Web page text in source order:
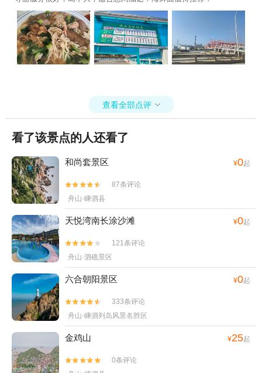
查看全部点评 
看了该景点的人还看了
和尚套景区 ¥0起


87条评论
舟山·嵊泗县
天悦湾南长涂沙滩 ¥0起


121条评论
舟山·泗礁景区
六合朝阳景区 ¥0起


333条评论
舟山·嵊泗列岛风景名胜区
金鸡山 ¥25起


0条评论